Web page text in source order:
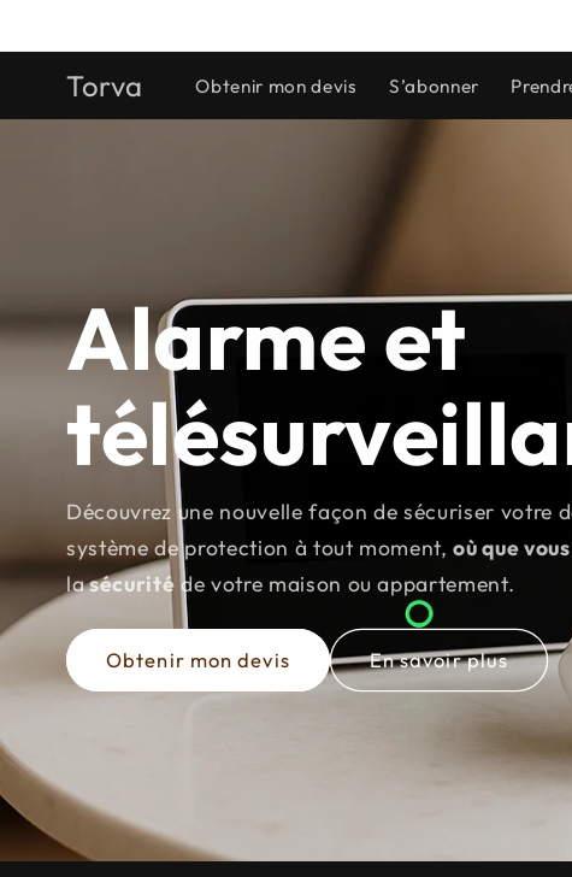
au
contenu
Torva Obtenir mon devis S’abonner
Alarme et
Découvrez une nouvelle façon de sécuriser votre
système de protection à tout moment,où que
lasécurité de votre maison ou appartement.
Obtenir mon devis En savoir plus